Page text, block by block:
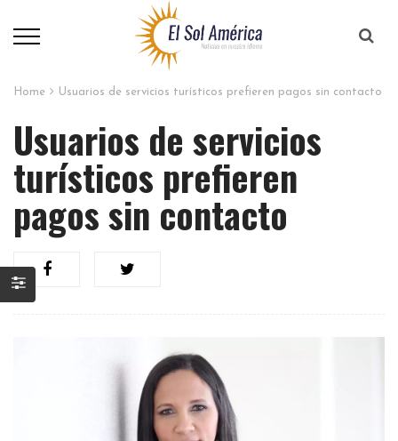
Home Usuarios de servicios turísticos prefieren pagos sin contacto
Usuarios de servicios
turísticos prefieren
pagos sin contacto